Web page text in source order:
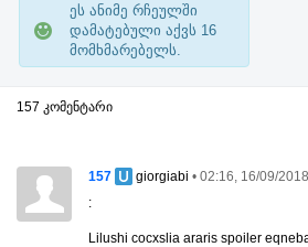
ეს ანიმე რჩეულში
დამატებული აქვს 16
მომხმარებელს.
157 კომენტარი
157 giorgiabi • 02:16, 16/09/2018
:
Lilushi cocxslia araris spoiler